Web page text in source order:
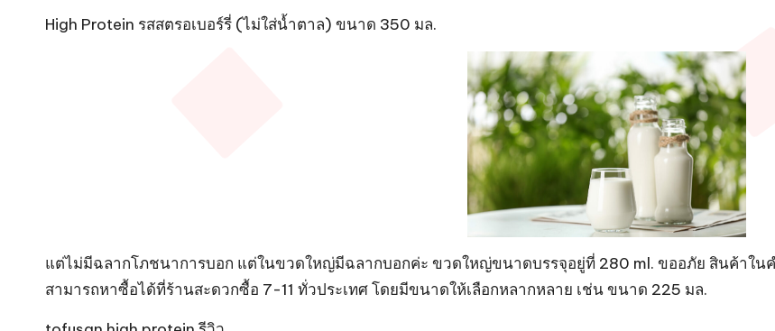
High Protein รสสตรอเบอร์รี่ (ไม่ใส่น้ำตาล) ขนาด 350 มล.
แต่ไม่มีฉลากโภชนาการบอก แต่ในขวดใหญ่มีฉลากบอกค่ะ ขวดใหญ่ขนาดบรรจุอยู่ที่ 280 ml. ขออภัย สินค้าใน
สามารถหาซื้อได้ที่ร้านสะดวกซื้อ 7-11 ทั่วประเทศ โดยมีขนาดให้เลือกหลากหลาย เช่น ขนาด 225 มล.